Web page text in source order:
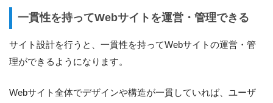
一貫性を持ってWebサイトを運営・管理できる
サイト設計を行うと、一貫性を持ってWebサイトの運営・管
理ができるようになります。
Webサイト全体でデザインや構造が一貫していれば、ユーザ